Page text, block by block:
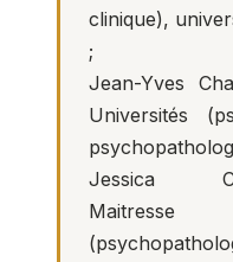
clinique),
;
Jean-Yves
Universités
Jessica
Maitresse